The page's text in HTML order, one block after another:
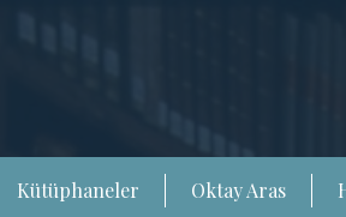
Kütüphaneler Oktay Aras